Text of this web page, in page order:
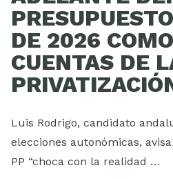
DE 2026
CUENTAS DE
Luis Rodrigo, candidato
elecciones autonómicas,
PP “choca con la realidad …